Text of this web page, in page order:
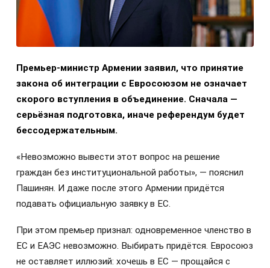
Премьер-министр Армении заявил, что принятие
закона об интеграции с Евросоюзом не означает
скорого вступления в объединение. Сначала —
серьёзная подготовка, иначе референдум будет
бессодержательным.
«Невозможно вывести этот вопрос на решение
граждан без институциональной работы», — пояснил
Пашинян. И даже после этого Армении придётся
подавать официальную заявку в ЕС.
При этом премьер признал: одновременное членство в
ЕС и ЕАЭС невозможно. Выбирать придётся. Евросоюз
не оставляет иллюзий: хочешь в ЕС — прощайся с